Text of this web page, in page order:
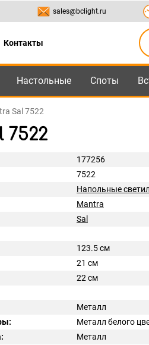
45 sales@bclight.ru
sales@bclight.ru
Контакты
Настольные Споты
Sal 7522
177256
7522
Напольные
Mantra
Sal
123.5 см
21 см
22 см
Металл
Металл белого
Металл